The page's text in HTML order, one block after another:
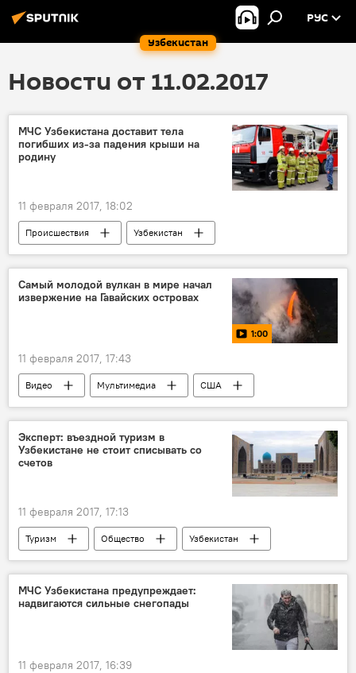
Узбекистан
РУС
Новости от 11.02.2017
МЧС Узбекистана доставит тела
погибших из-за падения крыши на
родину
11 февраля 2017, 18:02
Происшествия
Узбекистан
МЧС Узбекистана
обрушение
Самый молодой вулкан в мире начал
извержение на Гавайских островах
1:00
11 февраля 2017, 17:43
Видео Мультимедиа
США
вулкан
извержение
Эксперт: въездной туризм в
Узбекистане не стоит списывать со
счетов
11 февраля 2017, 17:13
Туризм Общество
Узбекистан
Туризм
Отмена виз
МЧС Узбекистана предупреждает:
надвигаются сильные снегопады
11 февраля 2017, 16:39